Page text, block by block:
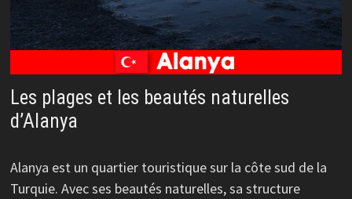
Les plages et les beautés naturelles
d’Alanya
Alanya est un quartier touristique sur la côte sud de la
Turquie. Avec ses beautés naturelles, sa structure